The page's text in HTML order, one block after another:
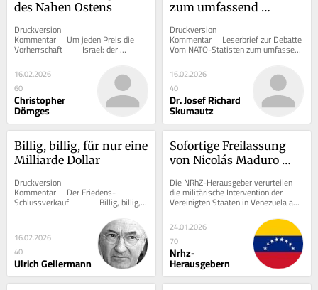
des Nahen Ostens
Druckversion
Kommentar     Um jeden Preis die
Vorherrschaft      	Israel: der
16.02.2026
60
Christopher
Dömges
zum umfassend
Europa
Druckversion
Kommentar     Leserbrief zur Debatte
Vom NATO-Statisten zum umfassend
16.02.2026
40
Dr. Josef Richard
Skumautz
Billig, billig, für nur eine
Milliarde Dollar
Druckversion
Kommentar     Der Friedens-
Schlussverkauf      	Billig, billig,
für nur eine Milliarde Dollar   ...
16.02.2026
40
Ulrich Gellermann
Sofortige Freilassung
von Nicolás Maduro
Die NRhZ-Herausgeber verurteilen
die militärische Intervention der
Vereinigten Staaten in Venezuela am
3. Januar 2026. Diese Operation, die
unter dem...
24.01.2026
70
Nrhz-
Herausgebern